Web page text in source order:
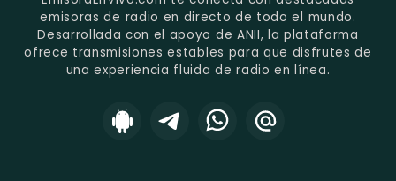
emisoras de radio en directo de todo el mundo.
Desarrollada con el apoyo de ANII, la plataforma
ofrece transmisiones estables para que disfrutes de
una experiencia fluida de radio en línea.